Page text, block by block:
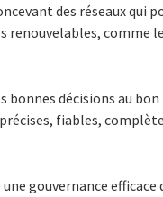
des réseaux qui
comme
décisions au
fiables,
gouvernance efficace